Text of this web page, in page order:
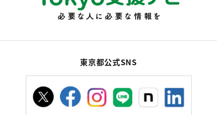
東京都公式SNS